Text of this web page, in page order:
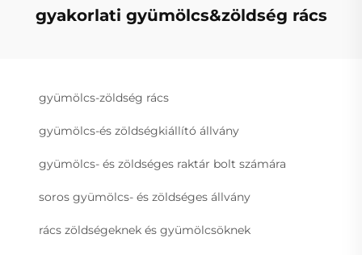
gyakorlati gyümölcs&zöldség rács
gyümölcs-zöldség rács
gyümölcs-és zöldségkiállító állvány
gyümölcs- és zöldséges raktár bolt számára
soros gyümölcs- és zöldséges állvány
rács zöldségeknek és gyümölcsöknek